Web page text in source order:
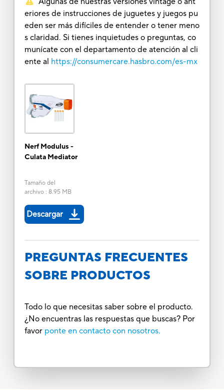
eriores de instrucciones de juguetes y juegos pu
eden ser más difíciles de entender o tener meno
s claridad. Si tienes inquietudes o preguntas, co
munícate con el departamento de atención al cli
ente al https://consumercare.hasbro.com/es-mx
Nerf Modulus -
Culata Mediator
Tamaño del
archivo: 8.95 MB
Descargar
PREGUNTAS FRECUENTES
SOBRE PRODUCTOS
Todo lo que necesitas saber sobre el producto.
¿No encuentras las respuestas que buscas? Por
favor ponte en contacto con nosotros.